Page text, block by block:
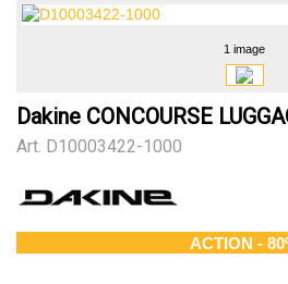
1 image
Dakine CONCOURSE
Art. D10003422-1000
ACTION -